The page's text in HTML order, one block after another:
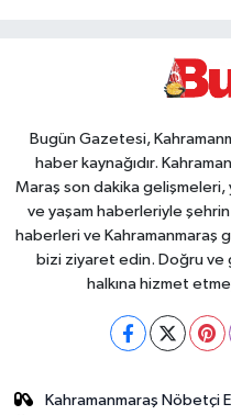
Bugün Gazetesi,
haber kaynağıdır.
Maraş son dakika
ve yaşam haberleriyle
haberleri ve Kahramanmaraş
bizi ziyaret edin. Doğru ve
halkına hizmet
Kahramanmaraş Nöbetçi